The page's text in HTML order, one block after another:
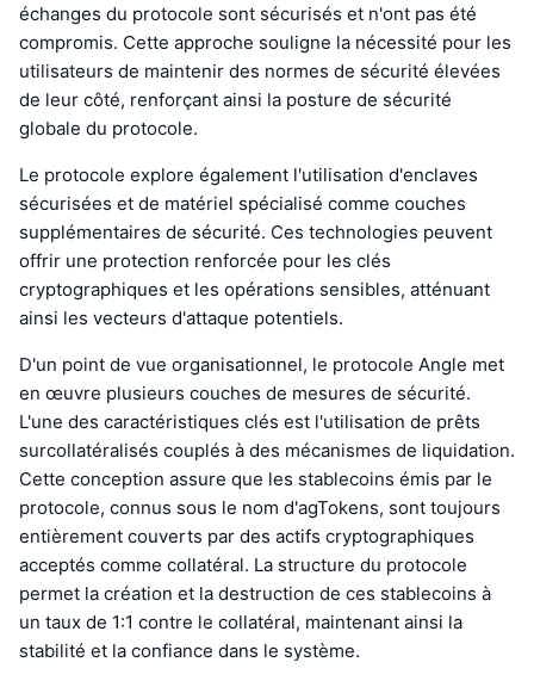
échanges du protocole sont sécurisés et n'ont pas été
compromis. Cette approche souligne la nécessité pour les
utilisateurs de maintenir des normes de sécurité élevées
de leur côté, renforçant ainsi la posture de sécurité
globale du protocole.
Le protocole explore également l'utilisation d'enclaves
sécurisées et de matériel spécialisé comme couches
supplémentaires de sécurité. Ces technologies peuvent
offrir une protection renforcée pour les clés
cryptographiques et les opérations sensibles, atténuant
ainsi les vecteurs d'attaque potentiels.
D'un point de vue organisationnel, le protocole Angle met
en œuvre plusieurs couches de mesures de sécurité.
L'une des caractéristiques clés est l'utilisation de prêts
surcollatéralisés couplés à des mécanismes de liquidation.
Cette conception assure que les stablecoins émis par le
protocole, connus sous le nom d'agTokens, sont toujours
entièrement couverts par des actifs cryptographiques
acceptés comme collatéral. La structure du protocole
permet la création et la destruction de ces stablecoins à
un taux de 1:1 contre le collatéral, maintenant ainsi la
stabilité et la confiance dans le système.